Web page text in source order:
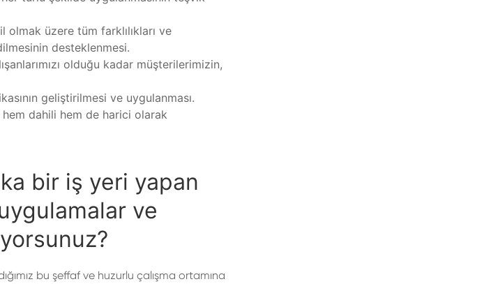
üzere tüm farklılıkları ve
desteklenmesi.
olduğu kadar müşterilerimizin,
geliştirilmesi ve uygulanması.
dahili hem de harici olarak
bir iş yeri yapan
ve
bu şeffaf ve huzurlu çalışma ortamına